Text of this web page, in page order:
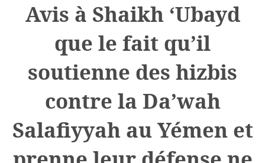
Avis à Shaikh ‘Ubayd
que le fait qu’il
soutienne des hizbis
contre la Da’wah
Salafiyyah au Yémen et